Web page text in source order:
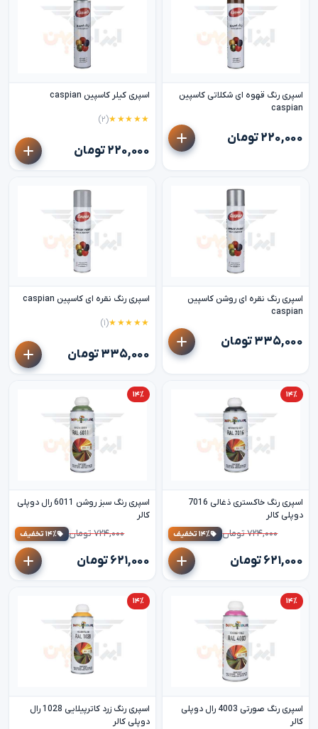
اسپری رنگ قهوه ای شکلاتی کاسپین
caspian
۲۲۰,۰۰۰ تومان
اسپری کیلر کاسپین caspian
★★★★★(۲)
۲۲۰,۰۰۰ تومان
اسپری رنگ نقره ای روشن کاسپین
caspian
۳۳۵,۰۰۰ تومان
اسپری رنگ نقره ای کاسپین caspian
★★★★★(۱)
۳۳۵,۰۰۰ تومان
۱۴٪
اسپری رنگ خاکستری ذغالی 7016
دوپلی کالر
۷۲۴,۰۰۰ تومان ۱۴٪ تخفیف
۶۲۱,۰۰۰ تومان
۱۴٪
اسپری رنگ سبز روشن 6011 رال دوپلی
کالر
۷۲۴,۰۰۰ تومان ۱۴٪ تخفیف
۶۲۱,۰۰۰ تومان
۱۴٪
اسپری رنگ صورتی 4003 رال دوپلی
کالر
۱۴٪
اسپری رنگ زرد کاترپیلایی 1028 رال
دوپلی کالر